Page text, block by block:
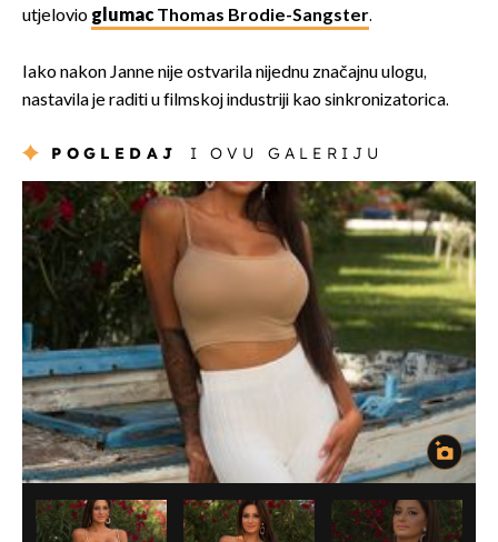
utjelovio glumac Thomas Brodie-Sangster.
Iako nakon Janne nije ostvarila nijednu značajnu ulogu,
nastavila je raditi u filmskoj industriji kao sinkronizatorica.
POGLEDAJ I OVU GALERIJU